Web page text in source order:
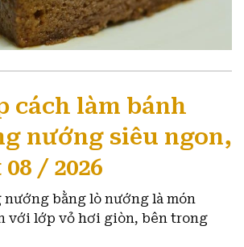
cách làm bánh
nướng siêu ngon,
/ 2026
nướng bằng lò nướng là món
với lớp vỏ hơi giòn, bên trong